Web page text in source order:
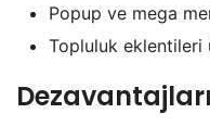
Popup ve mega
Topluluk eklentileri